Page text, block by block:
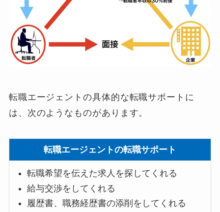
転職エージェントの具体的な転職サポートに
は、次のようなものがあ ります。
転職エージェントの転職サポート
転職希望を伝えた求人を探してくれる
給与交渉をしてくれる
履歴書、職務経歴書の添削をしてくれる